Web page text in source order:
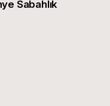
Sabahlık